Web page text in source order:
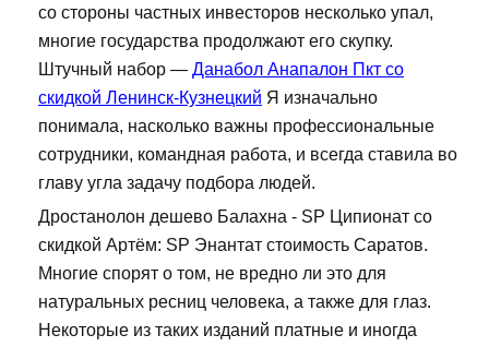
со стороны частных инвесторов несколько упал,
многие государства продолжают его скупку.
Штучный набор — Данабол Анапалон Пкт со
скидкой Ленинск-Кузнецкий Я изначально
понимала, насколько важны профессиональные
сотрудники, командная работа, и всегда ставила во
главу угла задачу подбора людей.
Дростанолон дешево Балахна - SP Ципионат со
скидкой Артём: SP Энантат стоимость Саратов.
Многие спорят о том, не вредно ли это для
натуральных ресниц человека, а также для глаз.
Некоторые из таких изданий платные и иногда